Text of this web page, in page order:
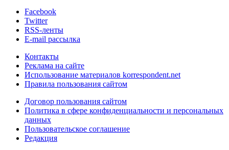
Facebook
Twitter
RSS-ленты
E-mail рассылка
Контакты
Реклама на сайте
Использование материалов korrespondent.net
Правила пользования сайтом
Договор пользования сайтом
Политика в сфере конфиденциальности и персональных
данных
Пользовательское соглашение
Редакция